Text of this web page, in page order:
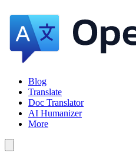
Blog
Translate
Doc Translator
AI Humanizer
More